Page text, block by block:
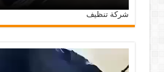
شركة تنظيف